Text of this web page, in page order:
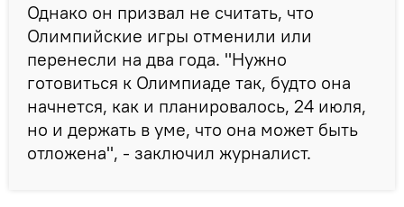
Однако он призвал не считать, что
Олимпийские игры отменили или
перенесли на два года. "Нужно
готовиться к Олимпиаде так, будто она
начнется, как и планировалось, 24 июля,
но и держать в уме, что она может быть
отложена", - заключил журналист.